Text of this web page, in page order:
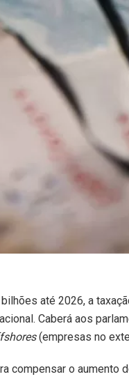
até 2026, a
Caberá aos
(empresas no
compensar o